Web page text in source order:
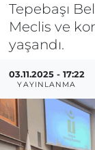
Tepebaşı
Meclis ve
yaşandı.
03.11.2025 - 17:22
YAYINLANMA
RESMİ
EĞİTİM
BÖLGE
Son